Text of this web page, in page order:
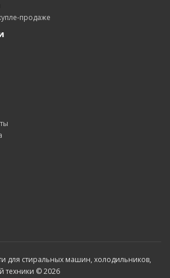
продаже
для стиральных машин, холодильников,
техники © 2026